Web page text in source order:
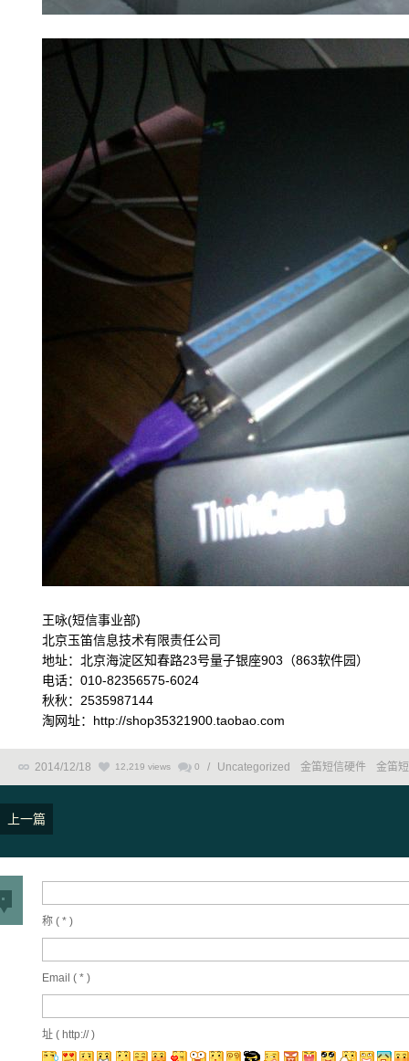
王咏(短信事业部)
北京玉笛信息技术有限责任公司
地址：北京海淀区知春路23号量子银座903（863软件园）
电话：010-82356575-6024
秋秋：2535987144
淘网址：http://shop35321900.taobao.com
2014/12/18 12,219 views 0 / Uncategorized 金笛短信硬件 金笛
上一篇
称 ( * )
Email ( * )
址 ( http:// )